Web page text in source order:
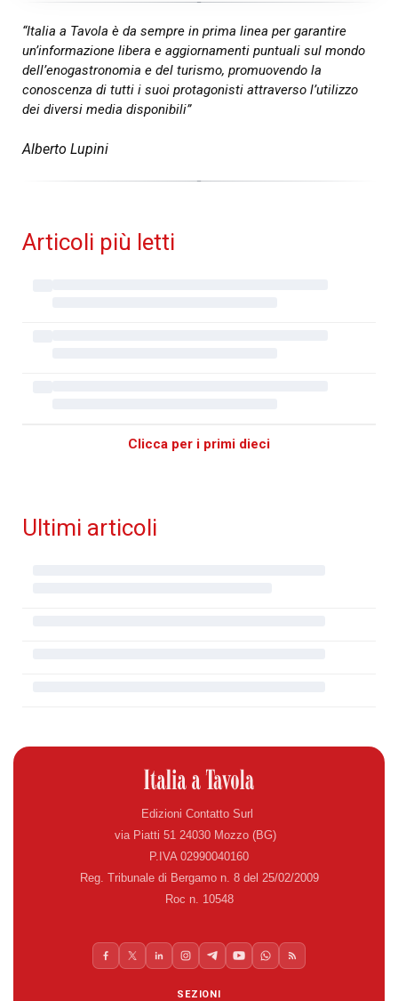
“Italia a Tavola è da sempre in prima linea per garantire
un’informazione libera e aggiornamenti puntuali sul mondo
dell’enogastronomia e del turismo, promuovendo la
conoscenza di tutti i suoi protagonisti attraverso l’utilizzo
dei diversi media disponibili”
Alberto Lupini
Articoli più letti
Clicca per i primi dieci
Ultimi articoli
Edizioni Contatto Surl
via Piatti 51 24030 Mozzo (BG)
P.IVA 02990040160
Reg. Tribunale di Bergamo n. 8 del 25/02/2009
Roc n. 10548
SEZIONI